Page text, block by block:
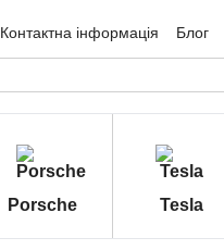
Контактна інформація
Блог
Porsche Tesla